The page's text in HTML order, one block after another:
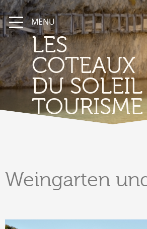
MENU
LES
COTEAUX
DU SOLEIL
TOURISME
Weingarten